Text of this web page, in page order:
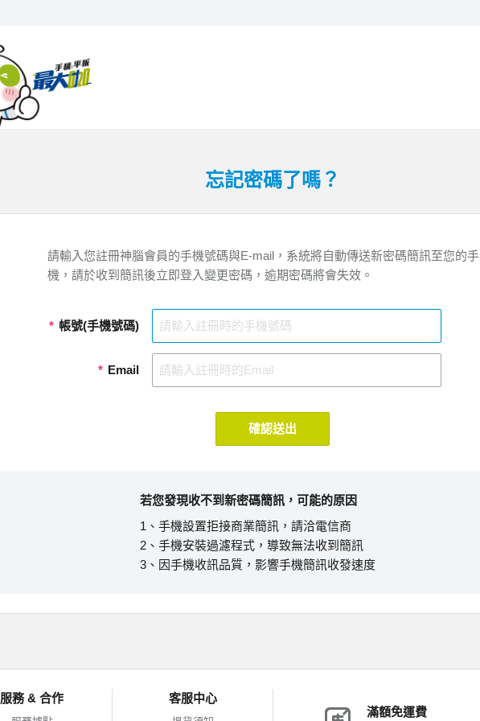
忘記密碼了嗎？
請輸入您註冊神腦會員的手機號碼與E-mail，系統將自動傳送新密碼簡訊至您的手
機，請於收到簡訊後立即登入變更密碼，逾期密碼將會失效。
* 帳號(手機號碼)
* Email
確認送出
若您發現收不到新密碼簡訊，可能的原因
1、手機設置拒接商業簡訊，請洽電信商
2、手機安裝過濾程式，導致無法收到簡訊
3、因手機收訊品質，影響手機簡訊收發速度
服務 & 合作 客服中心
滿額免運費